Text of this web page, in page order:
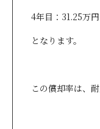
4年目：31.25万円
となります。
この償却率は、